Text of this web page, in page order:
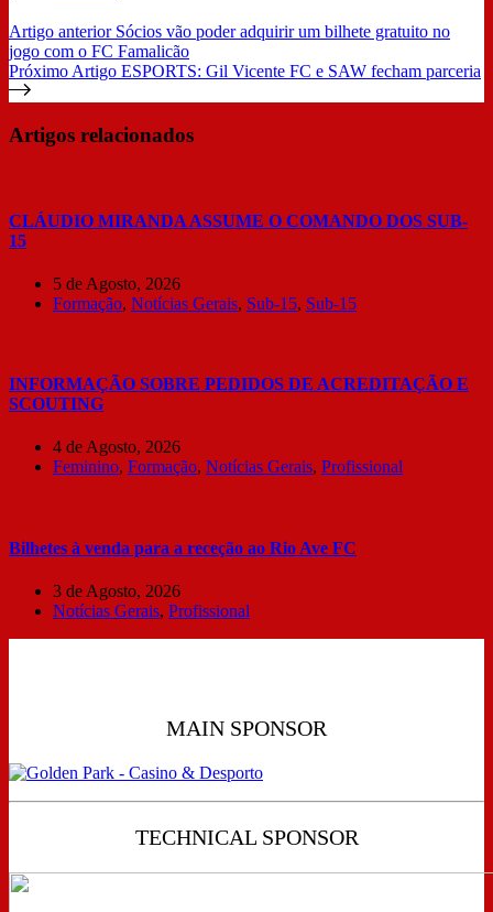
Artigo anterior Sócios vão poder adquirir um bilhete gratuito no
jogo com o FC Famalicão
Próximo Artigo ESPORTS: Gil Vicente FC e SAW fecham parceria
Artigos relacionados
CLÁUDIO MIRANDA ASSUME O COMANDO DOS SUB-
15
5 de Agosto, 2026
Formação, Notícias Gerais, Sub-15, Sub-15
INFORMAÇÃO SOBRE PEDIDOS DE ACREDITAÇÃO E
SCOUTING
4 de Agosto, 2026
Feminino, Formação, Notícias Gerais, Profissional
Bilhetes à venda para a receção ao Rio Ave FC
3 de Agosto, 2026
Notícias Gerais, Profissional
MAIN SPONSOR
TECHNICAL SPONSOR